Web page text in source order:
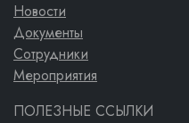
Новости
Документы
Сотрудники
Мероприятия
ПОЛЕЗНЫЕ ССЫЛКИ